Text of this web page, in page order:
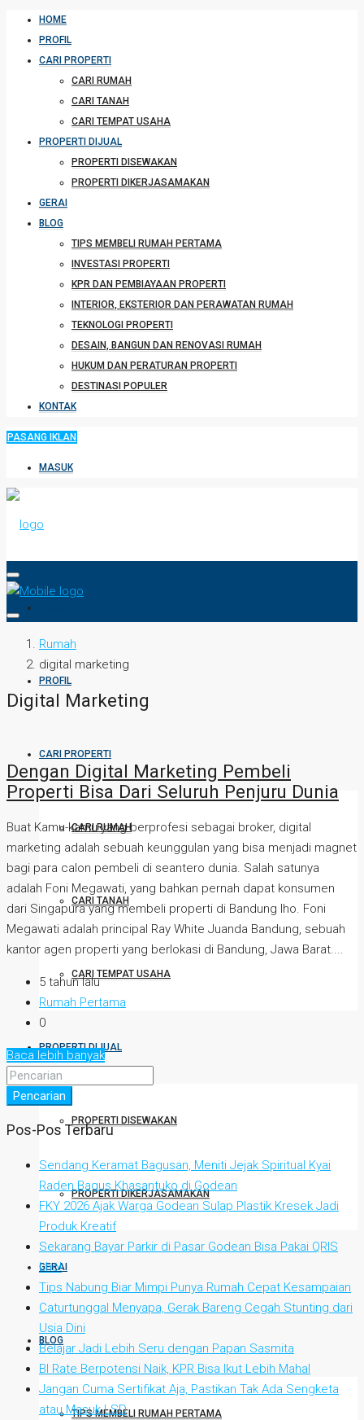
HOME
PROFIL
CARI PROPERTI
CARI RUMAH
CARI TANAH
CARI TEMPAT USAHA
PROPERTI DIJUAL
PROPERTI DISEWAKAN
PROPERTI DIKERJASAMAKAN
GERAI
BLOG
TIPS MEMBELI RUMAH PERTAMA
INVESTASI PROPERTI
KPR DAN PEMBIAYAAN PROPERTI
INTERIOR, EKSTERIOR DAN PERAWATAN RUMAH
TEKNOLOGI PROPERTI
DESAIN, BANGUN DAN RENOVASI RUMAH
HUKUM DAN PERATURAN PROPERTI
DESTINASI POPULER
KONTAK
PASANG IKLAN
MASUK
PROFIL
CARI PROPERTI
CARI RUMAH
CARI TANAH
CARI TEMPAT USAHA
PROPERTI DIJUAL
PROPERTI DISEWAKAN
PROPERTI DIKERJASAMAKAN
GERAI
BLOG
TIPS MEMBELI RUMAH PERTAMA
Rumah
digital marketing
Digital Marketing
Dengan Digital Marketing Pembeli
Properti Bisa Dari Seluruh Penjuru Dunia
Buat Kamu-kamu yang berprofesi sebagai broker, digital
marketing adalah sebuah keunggulan yang bisa menjadi magnet
bagi para calon pembeli di seantero dunia. Salah satunya
adalah Foni Megawati, yang bahkan pernah dapat konsumen
dari Singapura yang membeli properti di Bandung lho. Foni
Megawati adalah principal Ray White Juanda Bandung, sebuah
kantor agen properti yang berlokasi di Bandung, Jawa Barat....
5 tahun lalu
Rumah Pertama
0
Baca lebih banyak
Pencarian
Pos-Pos Terbaru
Sendang Keramat Bagusan, Meniti Jejak Spiritual Kyai
Raden Bagus Khasantuko di Godean
FKY 2026 Ajak Warga Godean Sulap Plastik Kresek Jadi
Produk Kreatif
Sekarang Bayar Parkir di Pasar Godean Bisa Pakai QRIS
Lho!
Tips Nabung Biar Mimpi Punya Rumah Cepat Kesampaian
Caturtunggal Menyapa, Gerak Bareng Cegah Stunting dari
Usia Dini
Belajar Jadi Lebih Seru dengan Papan Sasmita
BI Rate Berpotensi Naik, KPR Bisa Ikut Lebih Mahal
Jangan Cuma Sertifikat Aja, Pastikan Tak Ada Sengketa
atau Masuk LSD